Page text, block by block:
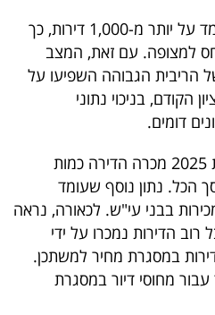
הקצב השנתי של אאורה עומד על יותר מ-1,000 דירות, כך
למצופה. עם זאת, המצב
הריבית הגבוהה השפיעו על
הקודם, בניכוי נתוני
דומים.
נזכיר כי בחצי השני של שנת 2025 מכרה הדירה כמות
של דירות - כ-700 בסך הכל. נתון נוסף שעומד
בבני עי"ש. לכאורה, נראה
הדירות נמכרו על ידי
במסגרת מחיר למשתכן.
כ-80%, מיועד עבור מחוסי דיור במסגרת